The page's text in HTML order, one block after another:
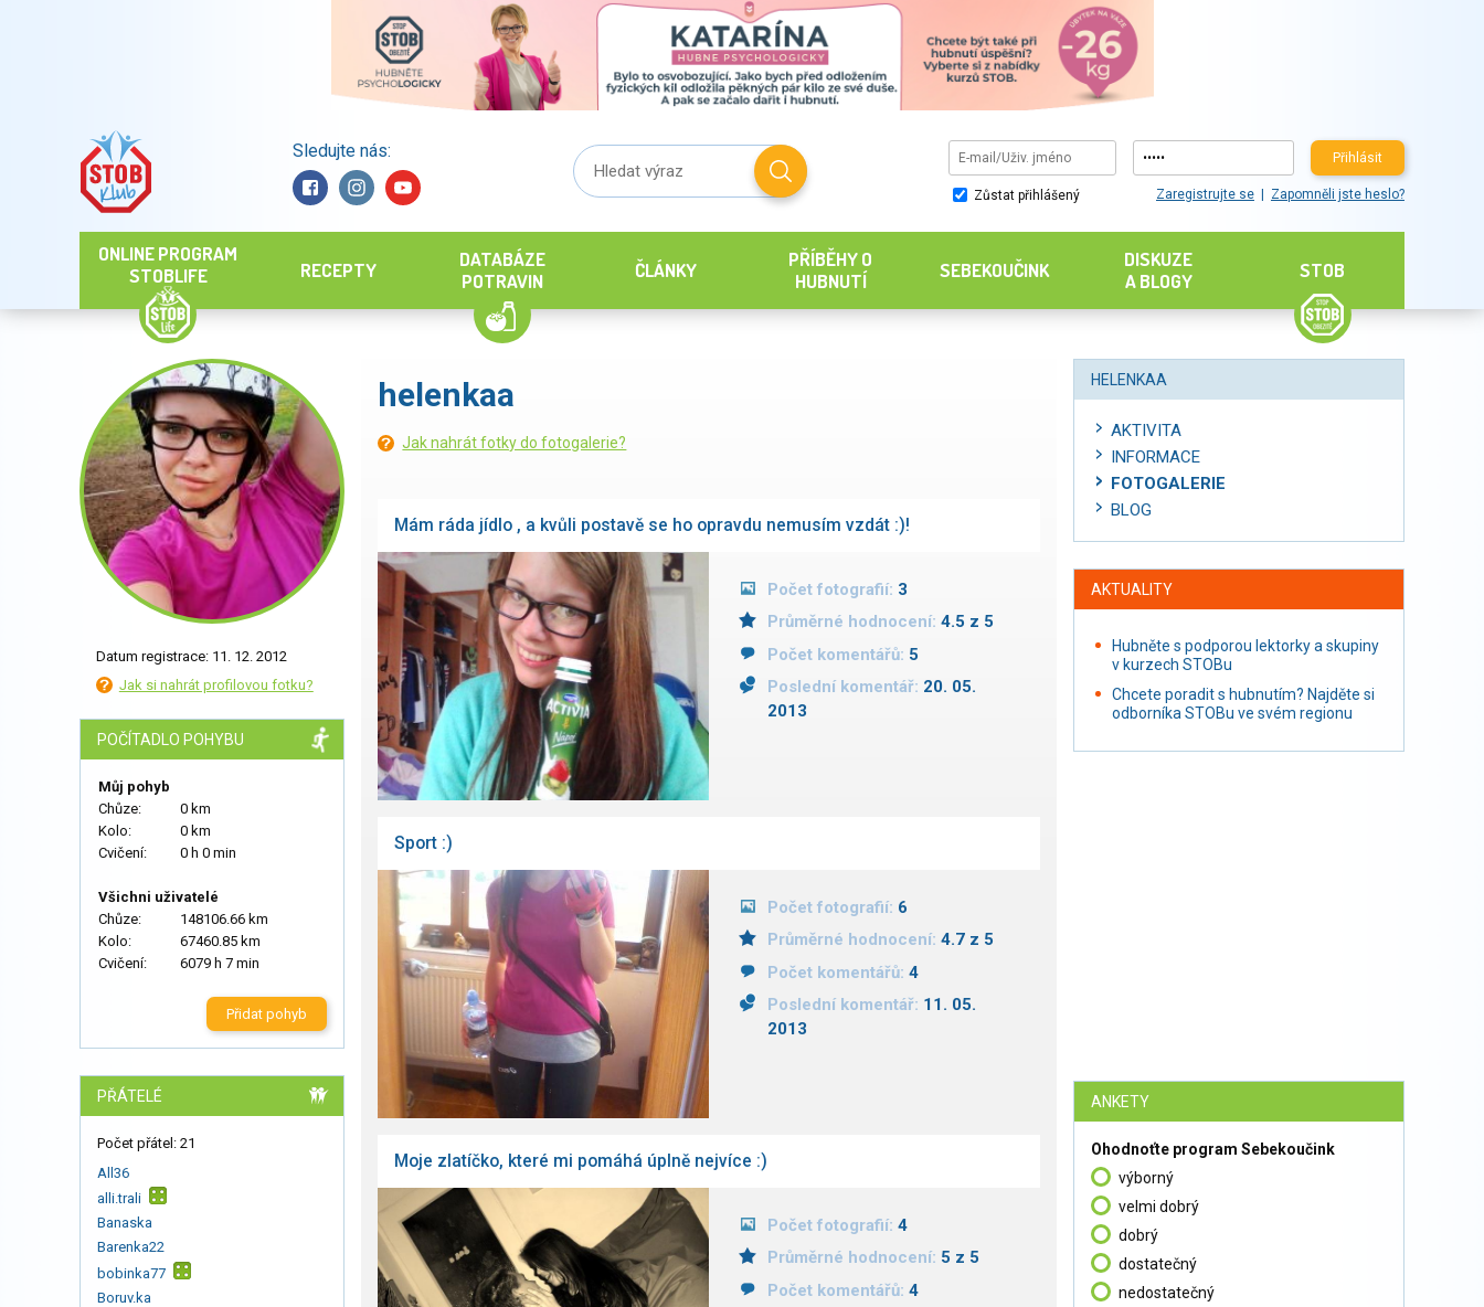
Sledujte nás: Přihlásit
Zůstat přihlášený Zaregistrujte se Zapomněli jste heslo?
ONLINE PROGRAM
STOBLIFE
RECEPTY
DATABÁZE
POTRAVIN
ČLÁNKY
PŘÍBĚHY O
HUBNUTÍ
SEBEKOUČINK
DISKUZE
A BLOGY
STOB
Datum registrace: 11. 12. 2012
Jak si nahrát profilovou fotku?
POČÍTADLO POHYBU
Můj pohyb
Chůze:
0 km
Kolo:
0 km
Cvičení:
0 h 0 min
Všichni uživatelé
Chůze:
148106.66 km
Kolo:
67460.85 km
Cvičení:
6079 h 7 min
Přidat pohyb
PŘÁTELÉ
Počet přátel: 21
All36
alli.trali
Banaska
Barenka22
bobinka77
Boruv.ka
helenkaa
Jak nahrát fotky do fotogalerie?
Mám ráda jídlo , a kvůli postavě se ho opravdu nemusím vzdát :)!
Počet fotografií: 3
Průměrné hodnocení: 4.5 z 5
Počet komentářů: 5
Poslední komentář: 20. 05.
2013
Sport :)
Počet fotografií: 6
Průměrné hodnocení: 4.7 z 5
Počet komentářů: 4
Poslední komentář: 11. 05.
2013
Moje zlatíčko, které mi pomáhá úplně nejvíce :)
Počet fotografií: 4
Průměrné hodnocení: 5 z 5
Počet komentářů: 4
HELENKAA
AKTIVITA
INFORMACE
FOTOGALERIE
BLOG
AKTUALITY
Hubněte s podporou lektorky a skupiny
v kurzech STOBu
Chcete poradit s hubnutím? Najděte si
odborníka STOBu ve svém regionu
ANKETY
Ohodnoťte program Sebekoučink
výborný
velmi dobrý
dobrý
dostatečný
nedostatečný